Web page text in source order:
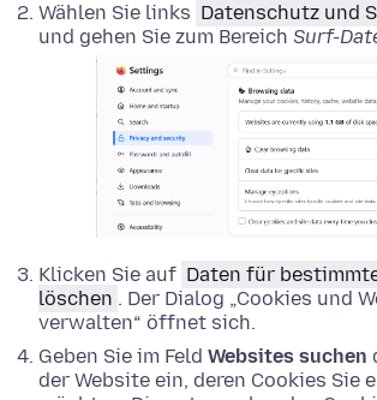
Wählen Sie links Datenschutz und
und gehen Sie zum Bereich Surf-
Klicken Sie auf Daten für
löschen . Der Dialog „Cookies und
verwalten“ öffnet sich.
Geben Sie im Feld Websites suchen
der Website ein, deren Cookies Sie